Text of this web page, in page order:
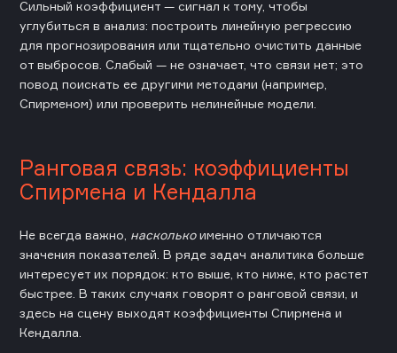
Сильный коэффициент — сигнал к тому, чтобы
углубиться в анализ: построить линейную регрессию
для прогнозирования или тщательно очистить данные
от выбросов. Слабый — не означает, что связи нет; это
повод поискать ее другими методами (например,
Спирменом) или проверить нелинейные модели.
Ранговая связь: коэффициенты
Спирмена и Кендалла
Не всегда важно, насколькоименно отличаются
значения показателей. В ряде задач аналитика больше
интересует их порядок: кто выше, кто ниже, кто растет
быстрее. В таких случаях говорят о ранговой связи, и
здесь на сцену выходят коэффициенты Спирмена и
Кендалла.